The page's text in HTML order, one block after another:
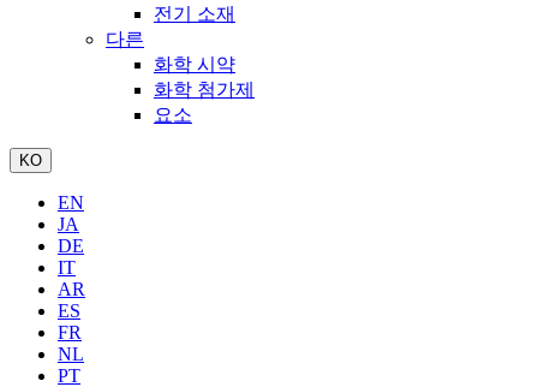
전기 소재
다른
화학 시약
화학 첨가제
요소
KO
EN
JA
DE
IT
AR
ES
FR
NL
PT